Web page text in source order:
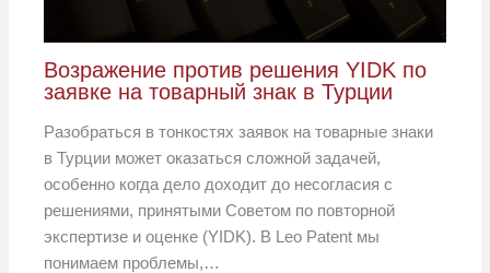
Возражение против решения YIDK по
заявке на товарный знак в Турции
Разобраться в тонкостях заявок на товарные знаки
в Турции может оказаться сложной задачей,
особенно когда дело доходит до несогласия с
решениями, принятыми Советом по повторной
экспертизе и оценке (YIDK). В Leo Patent мы
понимаем проблемы,…